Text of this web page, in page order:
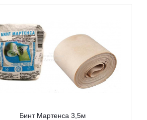
Бинт Мартенса 3,5м